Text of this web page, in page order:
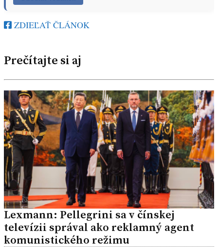
ZDIEĽAŤ ČLÁNOK
Prečítajte si aj
Lexmann: Pellegrini sa v čínskej
televízii správal ako reklamný agent
komunistického režimu